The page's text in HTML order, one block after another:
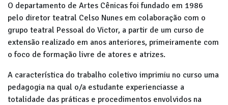
O departamento de Artes Cênicas foi fundado em 1986
pelo diretor teatral Celso Nunes em colaboração com o
grupo teatral Pessoal do Victor, a partir de um curso de
extensão realizado em anos anteriores, primeiramente com
o foco de formação livre de atores e atrizes.
A característica do trabalho coletivo imprimiu no curso uma
pedagogia na qual o/a estudante experienciasse a
totalidade das práticas e procedimentos envolvidos na